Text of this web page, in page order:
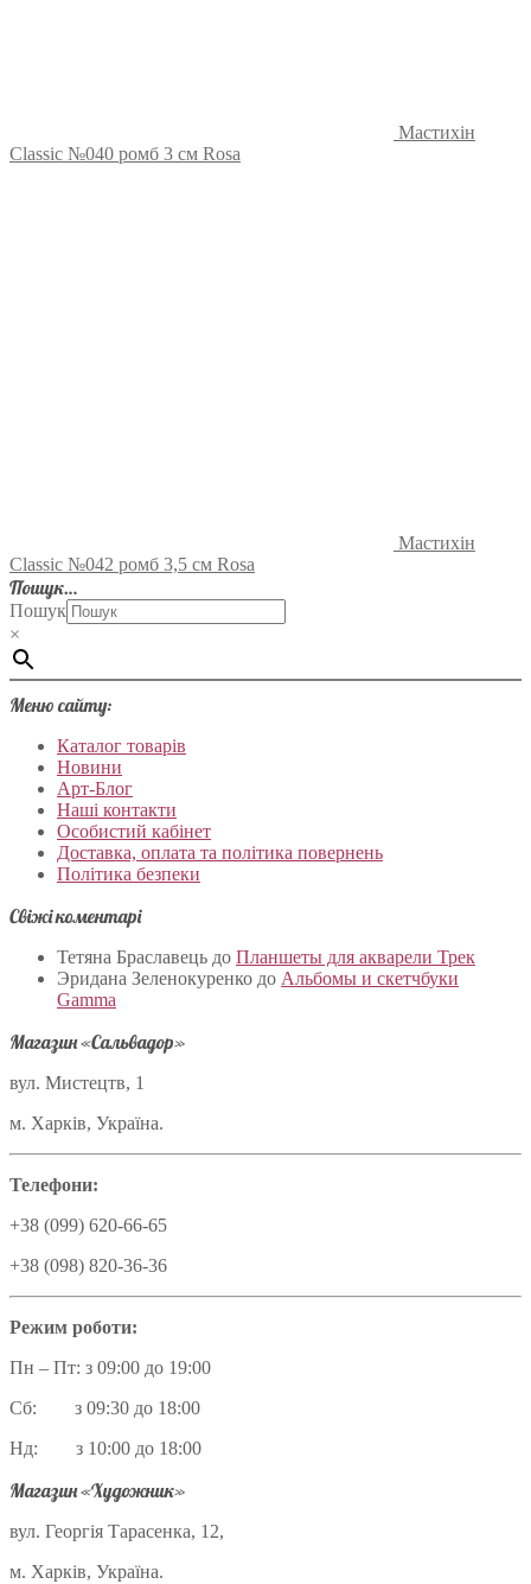
Мастихін
Classic №040 ромб 3 см Rosa
Мастихін
Classic №042 ромб 3,5 см Rosa
Пошук…
Пошук
×
Меню сайту:
Каталог товарів
Новини
Арт-Блог
Наші контакти
Особистий кабінет
Доставка, оплата та політика повернень
Політика безпеки
Свіжі коментарі
Тетяна Браславець до Планшеты для акварели Трек
Эридана Зеленокуренко до Альбомы и скетчбуки
Gamma
Магазин «Сальвадор»
вул. Мистецтв, 1
м. Харків, Україна.
Телефони:
+38 (099) 620-66-65
+38 (098) 820-36-36
Режим роботи:
Пн – Пт: з 09:00 до 19:00
Сб: з 09:30 до 18:00
Нд: з 10:00 до 18:00
Магазин «Художник»
вул. Георгія Тарасенка, 12,
м. Харків, Україна.